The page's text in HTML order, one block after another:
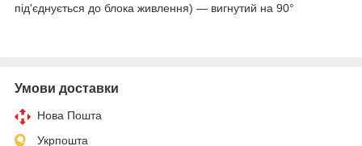
під'єднується до блока живлення) — вигнутий на 90°
Умови доставки
Нова Пошта
Укрпошта